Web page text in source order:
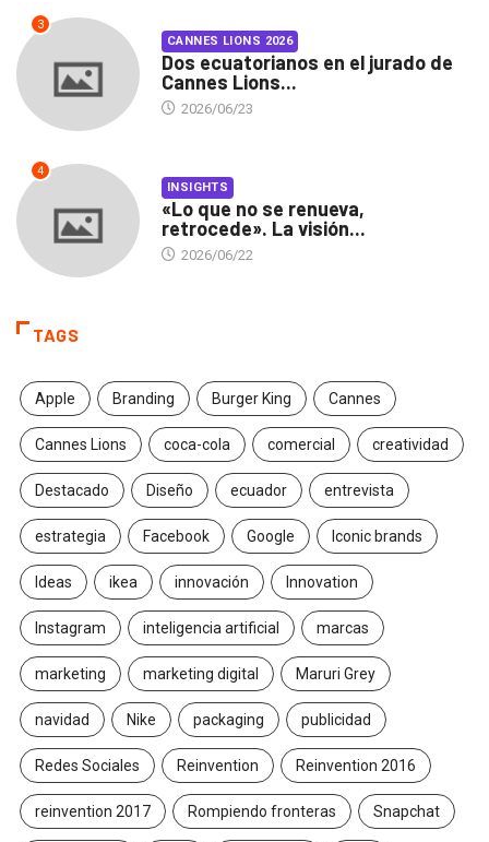
3
CANNES LIONS 2026
Dos ecuatorianos en el jurado de
Cannes Lions...
2026/06/23
4
INSIGHTS
«Lo que no se renueva,
retrocede». La visión...
2026/06/22
TAGS
Apple Branding Burger King Cannes
Cannes Lions coca-cola comercial creatividad
Destacado Diseño ecuador entrevista
estrategia Facebook Google Iconic brands
Ideas ikea innovación Innovation
Instagram inteligencia artificial marcas
marketing marketing digital Maruri Grey
navidad Nike packaging publicidad
Redes Sociales Reinvention Reinvention 2016
reinvention 2017 Rompiendo fronteras Snapchat